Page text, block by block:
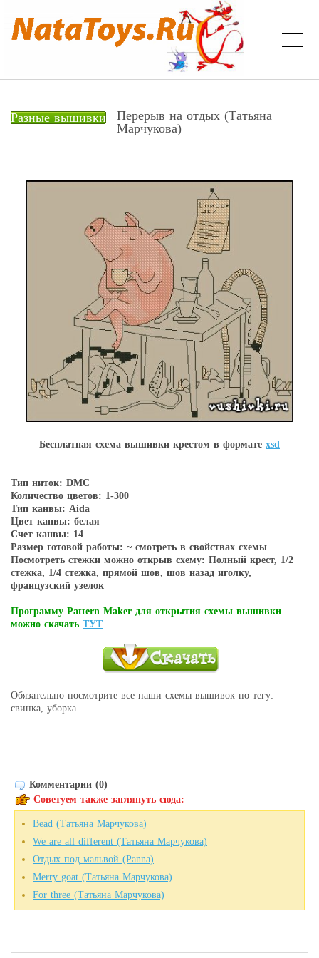
Разные вышивки
Перерыв на отдых (Татьяна
Марчукова)
Бесплатная схема вышивки крестом в форматe xsd
Тип ниток: DMC
Количество цветов: 1-300
Тип канвы: Aida
Цвет канвы: белая
Счет канвы: 14
Размер готовой работы: ~ смотреть в свойствах схемы
Посмотреть стежки можно открыв схему: Полный крест, 1/2
стежка, 1/4 стежка, прямой шов, шов назад иголку,
французский узелок
Программу Pattern Maker для открытия схемы вышивки
можно скачать ТУТ
Обязательно посмотрите все наши схемы вышивок по тегу:
свинка, уборка
Комментарии (0)
Советуем также заглянуть сюда:
Bead (Татьяна Марчукова)
We are all different (Татьяна Марчукова)
Отдых под мальвой (Panna)
Merry goat (Татьяна Марчукова)
For three (Татьяна Марчукова)